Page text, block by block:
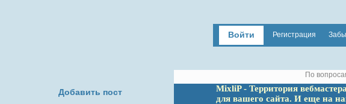
Войти Регистрация
По
MixliP - Территория
для вашего сайта. И еще на
Добавить пост